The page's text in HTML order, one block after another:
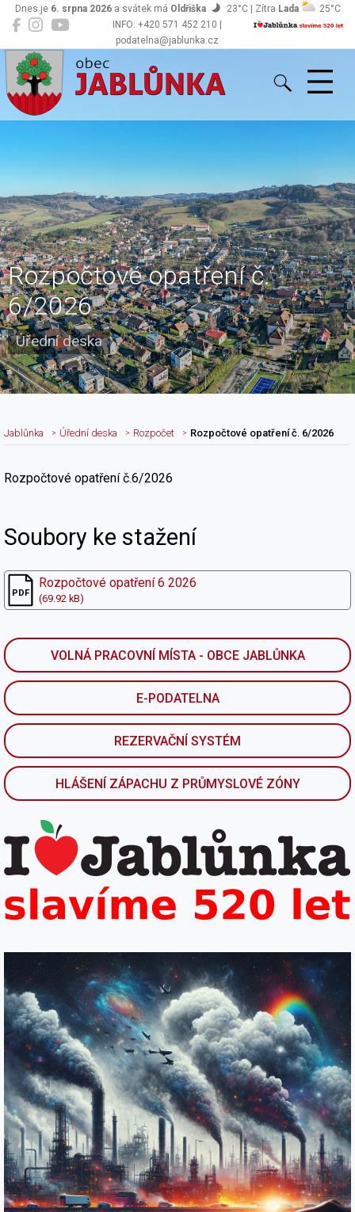
INFO: +420 571 452 210 |
podatelna@jablunka.cz
Dnes je 6. srpna 2026a svátek má Oldřiška 23°C | Zítra Lada 25°C
Jablůnka
Rozpočtové opatření č.
6/2026
Úřední deska
VOLNÁ PRACOVNÍ MÍSTA - OBCE JABLŮNKA
E-PODATELNA
REZERVAČNÍ SYSTÉM
HLÁŠENÍ ZÁPACHU Z PRŮMYSLOVÉ ZÓNY
Jablůnka Úřední deska Rozpočet Rozpočtové opatření č. 6/2026
Nadpis článku
Rozpočtové opatření č.6/2026
Soubory ke stažení
Rozpočtové opatření 6 2026
(69.92 kB)